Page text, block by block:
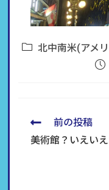
北中南米(アメ
前の投稿
美術館？いえい